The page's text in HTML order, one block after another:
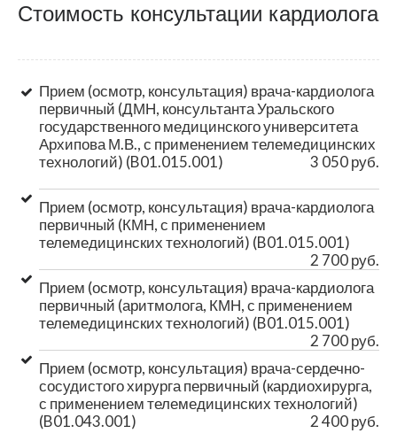
Стоимость консультации кардиолога
Прием (осмотр, консультация) врача-кардиолога
первичный (ДМН, консультанта Уральского
государственного медицинского университета
Архипова М.В., с применением телемедицинских
технологий) (B01.015.001)
3 050 руб.
Прием (осмотр, консультация) врача-кардиолога
первичный (КМН, с применением
телемедицинских технологий) (B01.015.001)
2 700 руб.
Прием (осмотр, консультация) врача-кардиолога
первичный (аритмолога, КМН, с применением
телемедицинских технологий) (B01.015.001)
2 700 руб.
Прием (осмотр, консультация) врача-сердечно-
сосудистого хирурга первичный (кардиохирурга,
с применением телемедицинских технологий)
(B01.043.001)
2 400 руб.